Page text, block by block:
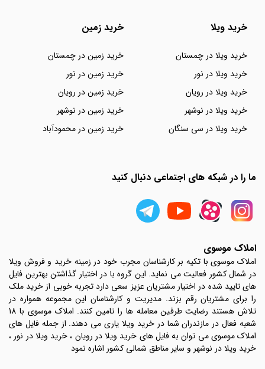
خرید ویلا
خرید ویلا در چمستان
خرید ویلا در نور
خرید ویلا در رویان
خرید ویلا در نوشهر
خرید ویلا در سی سنگان
خرید زمین
خرید زمین در چمستان
خرید زمین در نور
خرید زمین در رویان
خرید زمین در نوشهر
خرید زمین در محمودآباد
ما را در شبکه های اجتماعی دنبال کنید
املاک موسوی
املاک موسوی با تکیه بر کارشناسان مجرب خود در زمینه خرید و فروش ویلا
در شمال کشور فعالیت می نماید. این گروه با در اختیار گذاشتن بهترین فایل
های تایید شده در اختیار مشتریان عزیز سعی دارد تجربه خوبی از خرید ملک
را برای مشتریان رقم بزند. مدیریت و کارشناسان این مجموعه همواره در
تلاش هستند رضایت طرفین معامله ها را تامین کنند. املاک موسوی با 18
شعبه فعال در مازندران شما در خرید ویلا یاری می دهند. از جمله فایل های
املاک موسوی می توان به فایل های خرید ویلا در رویان ، خرید ویلا در نور ،
خرید ویلا در نوشهر و سایر مناطق شمالی کشور اشاره نمود